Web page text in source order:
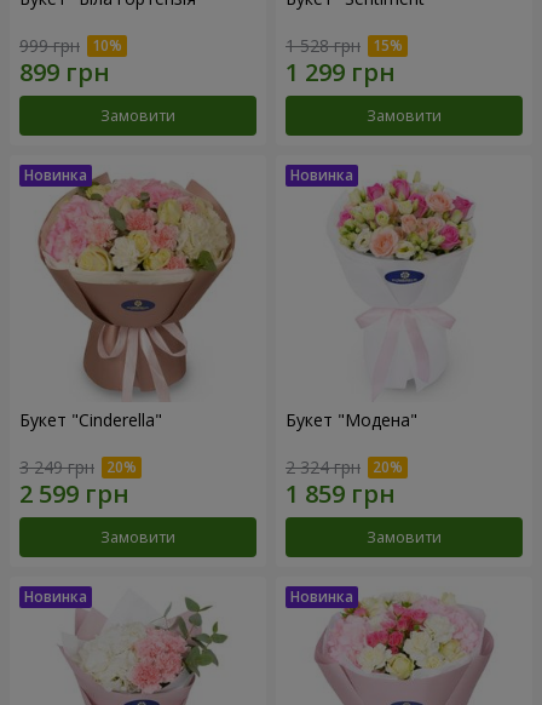
999 грн
Замовити
1 528 грн
Замовити
Букет "Cinderella"
3 249 грн
Замовити
Букет "Модена"
2 324 грн
Замовити